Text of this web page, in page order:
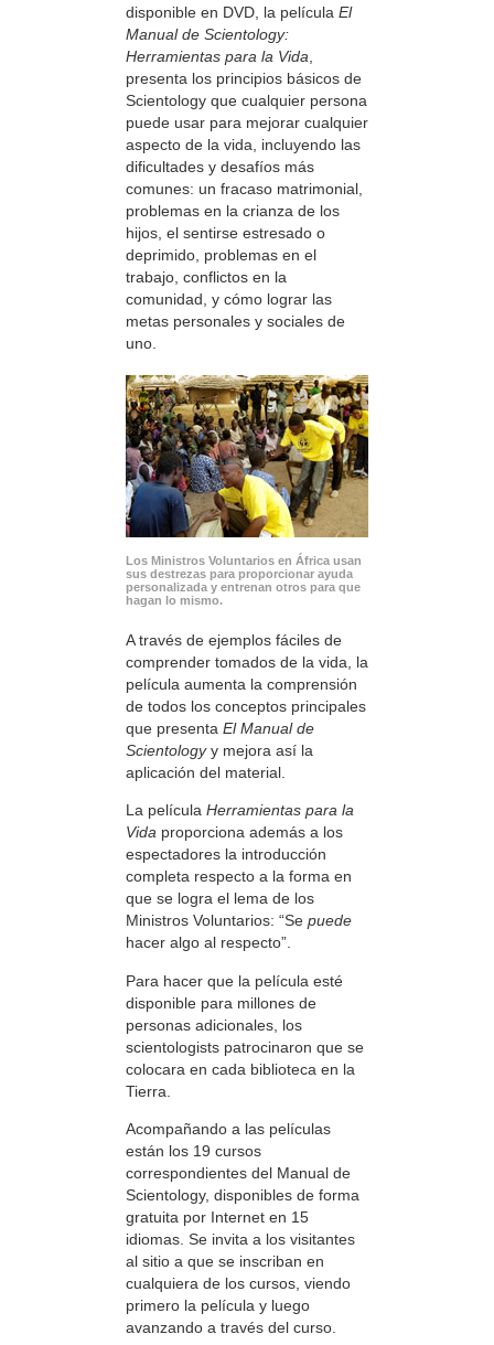
disponible en DVD, la película El
Manual de Scientology:
Herramientas para la Vida
presenta los principios básicos de
Scientology que cualquier persona
puede usar para mejorar cualquier
aspecto de la vida, incluyendo las
dificultades y desafíos más
comunes: un fracaso matrimonial,
problemas en la crianza de los
hijos, el sentirse estresado o
deprimido, problemas en el
trabajo, conflictos en la
comunidad, y cómo lograr las
metas personales y sociales de
uno.
Los Ministros Voluntarios en África usan
sus destrezas para proporcionar ayuda
personalizada y entrenan otros para que
hagan lo mismo.
A través de ejemplos fáciles de
comprender tomados de la vida, la
película aumenta la comprensión
de todos los conceptos principales
que presenta El Manual de
Scientologyy mejora así la
aplicación del material.
La película Herramientas para la
Vida proporciona además a los
espectadores la introducción
completa respecto a la forma en
que se logra el lema de los
Ministros Voluntarios: “Se puede
hacer algo al respecto”.
Para hacer que la película esté
disponible para millones de
personas adicionales, los
scientologists patrocinaron que se
colocara en cada biblioteca en la
Tierra.
Acompañando a las películas
están los 19 cursos
correspondientes del Manual de
Scientology, disponibles de forma
gratuita por Internet en 15
idiomas. Se invita a los visitantes
al sitio a que se inscriban en
cualquiera de los cursos, viendo
primero la película y luego
avanzando a través del curso.